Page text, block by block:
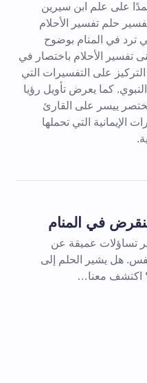
على علم ابن سيرين
حلم تفسير الأحلام
ترد في المنام بوضوح
تفسير الأحلام باختصار في
على التفسيرات التي
كما يعرض تأويل رؤيا
ييسر على القارئ
الإيمانية التي تحملها
في المنام
تساؤلات عميقة عن
هل يشير الحلم إلى
معنا…